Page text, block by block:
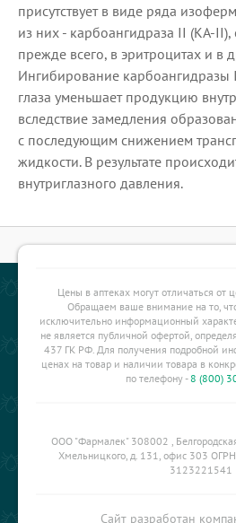
присутствует в виде ряда
из них - карбоангидраза II (КА-
прежде всего, в эритроцитах и в
Ингибирование карбоангидразы
глаза уменьшает продукцию
вследствие замедления
с последующим снижением
жидкости. В результате
внутриглазного давления.
Цены в аптеках могут отличаться от
Обращаем ваше внимание на то,
исключительно информационный
не является публичной офертой,
437 ГК РФ. Для получения подробной
ценах на товар и наличии товара в
по телефону -8 (800)
ООО "Фармалек" 308002 , Белгородская
Хмельницкого, д. 131, офис 303
3123221541
Сайт разработан